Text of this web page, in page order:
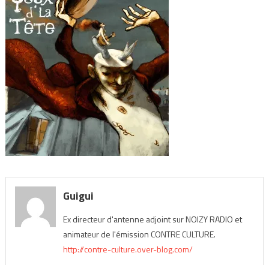
Guigui
Ex directeur d'antenne adjoint sur NOIZY RADIO et
animateur de l'émission CONTRE CULTURE.
http://contre-culture.over-blog.com/